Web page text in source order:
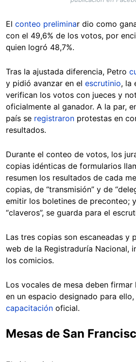
El conteo preliminar dio como
con el 49,6% de los votos, por
quien logró 48,7%.
Tras la ajustada diferencia, Petro
y pidió avanzar en el escrutinio, la
verifican los votos con jueces y
oficialmente al ganador. A la par,
país se registraron protestas en
resultados.
Durante el conteo de votos, los
copias idénticas de formularios
resumen los resultados de cada
copias, de “transmisión” y de
emitir los boletines de preconteo;
“claveros”, se guarda para el
Las tres copias son escaneadas y
web de la Registraduría Nacional,
los comicios.
Los vocales de mesa deben
en un espacio designado para
capacitación oficial.
Mesas de San